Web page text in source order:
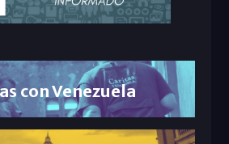
con Venezuela